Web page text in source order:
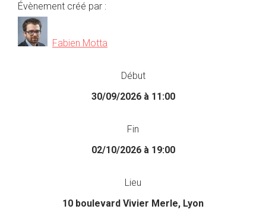
Évènement créé par :
Fabien Motta
Début
30/09/2026 à 11:00
Fin
02/10/2026 à 19:00
Lieu
10 boulevard Vivier Merle, Lyon